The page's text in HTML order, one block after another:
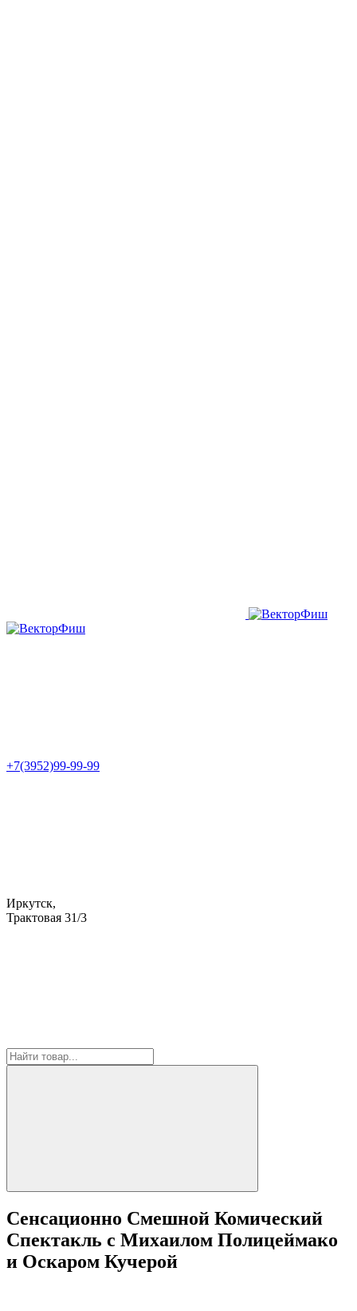
+7(3952)99-99-99
Иркутск,
Трактовая 31/3
Сенсационно Смешной Комический
Спектакль с Михаилом Полицеймако
и Оскаром Кучерой